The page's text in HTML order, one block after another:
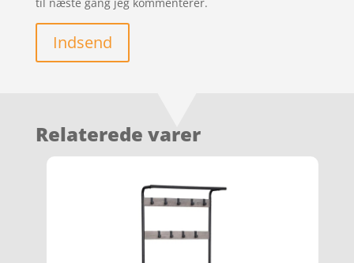
Indsend
Relaterede varer